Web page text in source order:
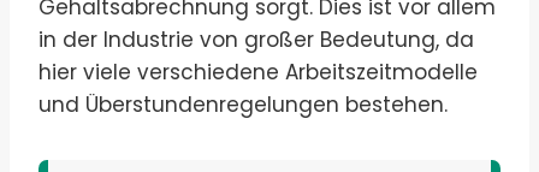
Gehaltsabrechnung sorgt. Dies ist vor allem
in der Industrie von großer Bedeutung, da
hier viele verschiedene Arbeitszeitmodelle
und Überstundenregelungen bestehen.